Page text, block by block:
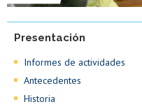
Presentación
Informes de actividades
Antecedentes
Historia